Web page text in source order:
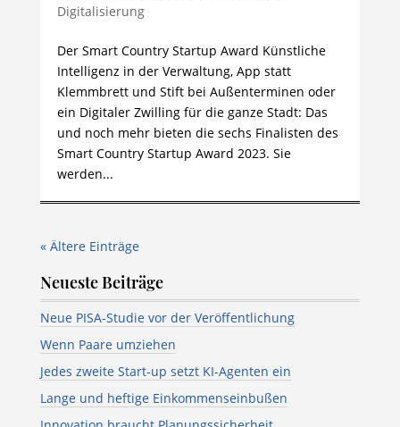
Digitalisierung
Der Smart Country Startup Award Künstliche
Intelligenz in der Verwaltung, App statt
Klemmbrett und Stift bei Außenterminen oder
ein Digitaler Zwilling für die ganze Stadt: Das
und noch mehr bieten die sechs Finalisten des
Smart Country Startup Award 2023. Sie
werden...
« Ältere Einträge
Neueste Beiträge
Neue PISA-Studie vor der Veröffentlichung
Wenn Paare umziehen
Jedes zweite Start-up setzt KI-Agenten ein
Lange und heftige Einkommenseinbußen